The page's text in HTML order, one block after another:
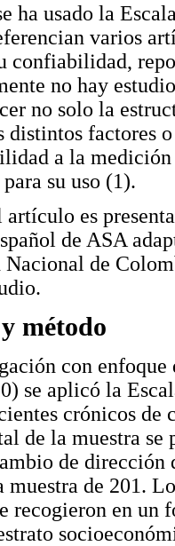
ha usado la
varios
confiabilidad,
no hay
no solo la
distintos factores
a la
su uso (1).
es
de ASA
de
método
con
se aplicó la
crónicos
de la muestra se
de
de 201.
recogieron en un